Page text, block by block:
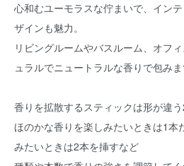
心和むユーモラスな佇まいで、イン
ザインも魅力。
リビングルームやバスルーム、オフ
ュラルでニュートラルな香りで包みま
香りを拡散するスティックは形が違う
ほのかな香りを楽しみたいときは1本
みたいときは2本を挿すなど